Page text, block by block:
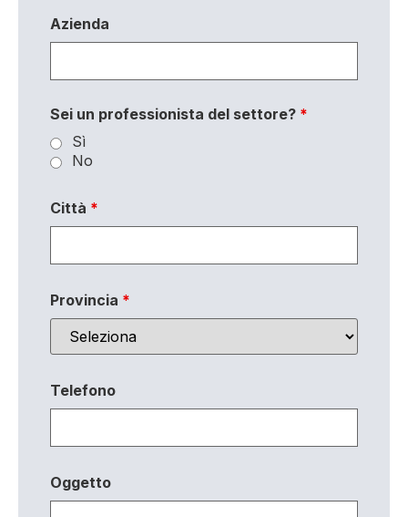
Azienda
Sei un professionista del settore? *
Sì
No
Città *
Provincia *
Telefono
Oggetto